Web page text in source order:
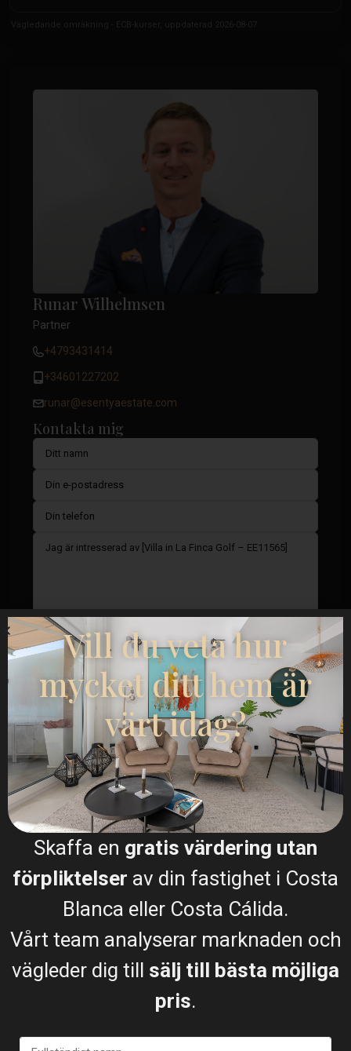
Runar Wilhelmsen
Partner
+4793431414
+34601227202
runar@esentyaestate.com
Kontakta mig
Jag samtycker till GDPR-villkor
Samtal
WhatsApp
Planritningar
Vill du veta hur
mycket ditt hem är
värt idag?
Skaffa en gratis värdering utan
förpliktelser av din fastighet i Costa
Blanca eller Costa Cálida.
Vårt team analyserar marknaden och
vägleder dig till sälj till bästa möjliga
pris.